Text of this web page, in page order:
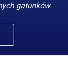
gatunków